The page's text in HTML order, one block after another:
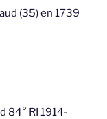
(35) en 1739
84° RI 1914-